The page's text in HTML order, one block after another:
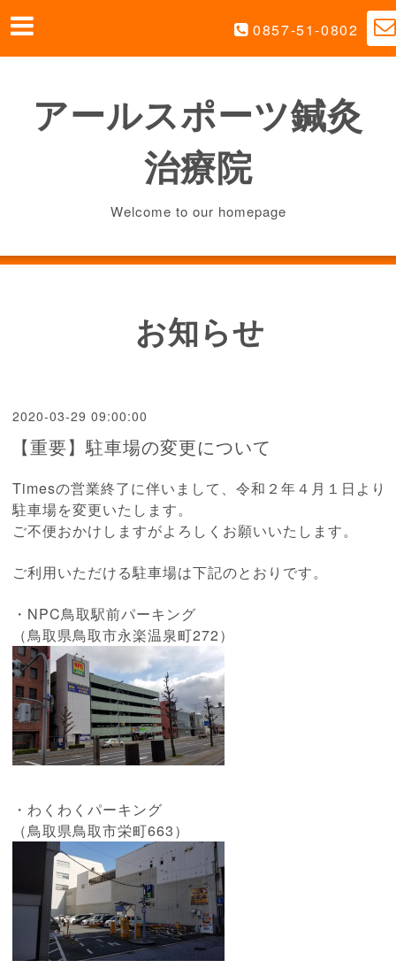
0857-51-0802
アールスポーツ鍼灸
治療院
Welcome to our homepage
お知らせ
2020-03-29 09:00:00
【重要】駐車場の変更について
Timesの営業終了に伴いまして、令和２年４月１日より
駐車場を変更いたします。
ご不便おかけしますがよろしくお願いいたします。
ご利用いただける駐車場は下記のとおりです。
・NPC鳥取駅前パーキング
（鳥取県鳥取市永楽温泉町272）
・わくわくパーキング
（鳥取県鳥取市栄町663）